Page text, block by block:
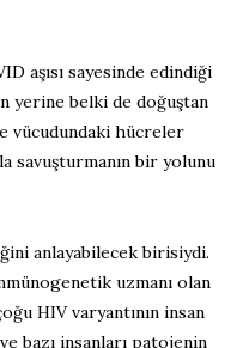
aşısı sayesinde edindiği
yerine belki de doğuştan
vücudundaki hücreler
savuşturmanın bir yolunu
anlayabilecek birisiydi.
uzmanı olan
HIV varyantının insan
bazı insanları patojenin